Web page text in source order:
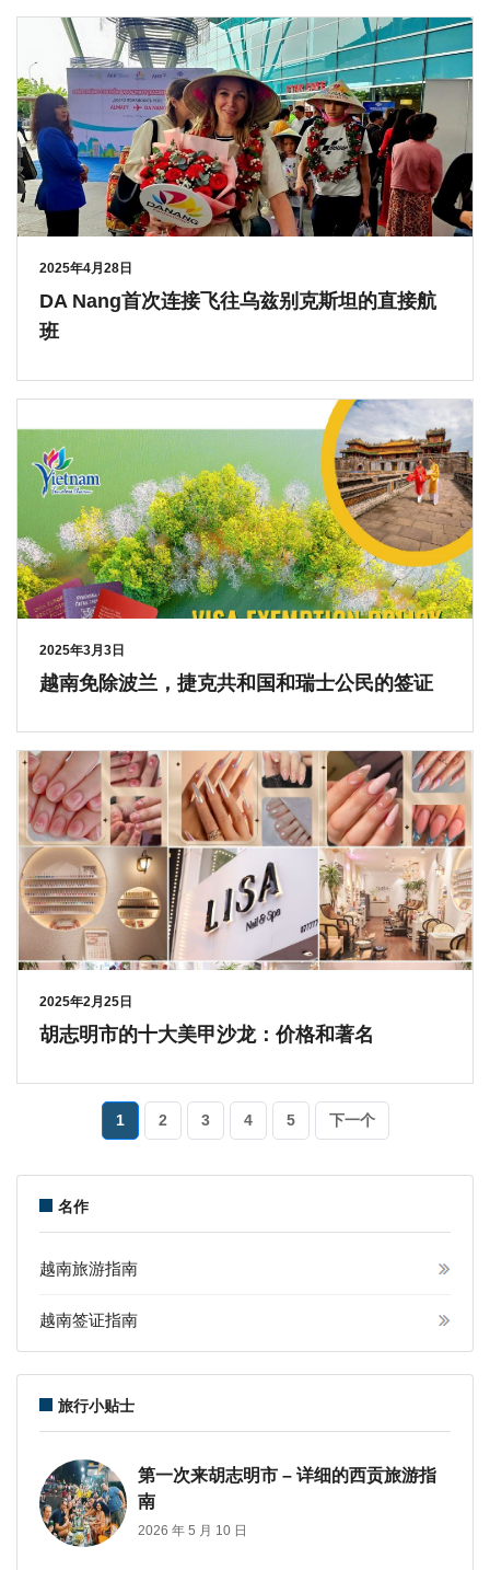
2025年4月28日
DA Nang首次连接飞往乌兹别克斯坦的直接航
班
2025年3月3日
越南免除波兰，捷克共和国和瑞士公民的签证
2025年2月25日
胡志明市的十大美甲沙龙：价格和著名
1 2 3 4 5 下一个
名作
越南旅游指南
越南签证指南
旅行小贴士
第一次来胡志明市 – 详细的西贡旅游指
南
2026 年 5 月 10 日